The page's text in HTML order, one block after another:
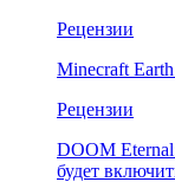
Рецензии
Minecraft
Рецензии
DOOM
будет